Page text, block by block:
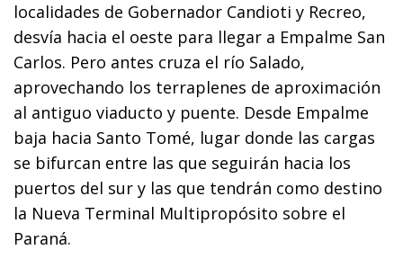
localidades de Gobernador Candioti y Recreo,
desvía hacia el oeste para llegar a Empalme San
Carlos. Pero antes cruza el río Salado,
aprovechando los terraplenes de aproximación
al antiguo viaducto y puente. Desde Empalme
baja hacia Santo Tomé, lugar donde las cargas
se bifurcan entre las que seguirán hacia los
puertos del sur y las que tendrán como destino
la Nueva Terminal Multipropósito sobre el
Paraná.